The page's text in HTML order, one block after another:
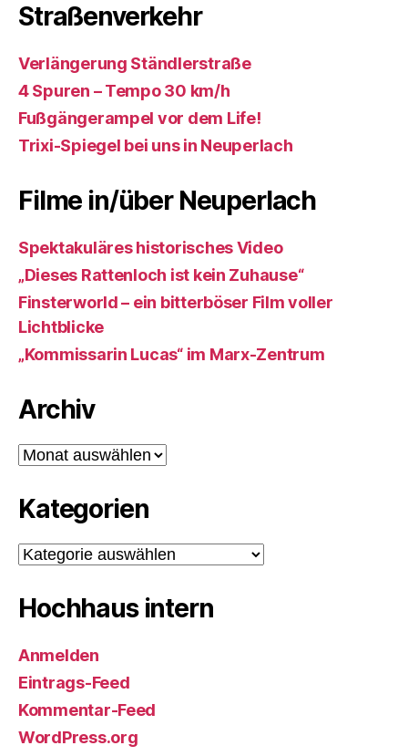
Straßenverkehr
Verlängerung Ständlerstraße
4 Spuren – Tempo 30 km/h
Fußgängerampel vor dem Life!
Trixi-Spiegel bei uns in Neuperlach
Filme in/über Neuperlach
Spektakuläres historisches Video
„Dieses Rattenloch ist kein Zuhause“
Finsterworld – ein bitterböser Film voller
Lichtblicke
„Kommissarin Lucas“ im Marx-Zentrum
Archiv
Archiv
Kategorien
Kategorien
Hochhaus intern
Anmelden
Eintrags-Feed
Kommentar-Feed
WordPress.org